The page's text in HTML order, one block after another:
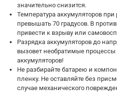
значительно снизится.
Температура аккумуляторов
превышать 70 градусов. В
привести к взрыву или
Разрядка аккумуляторов до
вызовет необратимые процессы
аккумуляторов!
Не разбирайте батарею и
пленку. Не оставляйте без
случае механического